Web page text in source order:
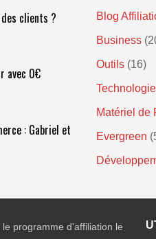
clients ?
avec 0€
: Gabriel et
Blog
Business
Outils (16)
Matériel de
Evergreen
programme d'affiliation le